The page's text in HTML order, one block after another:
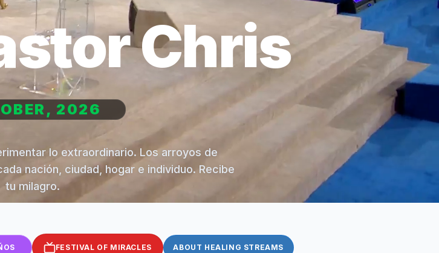
Chris
2026
lo extraordinario. Los arroyos de
nación, ciudad, hogar e individuo. Recibe
tu milagro.
FESTIVAL OF MIRACLES ABOUT HEALING STREAMS